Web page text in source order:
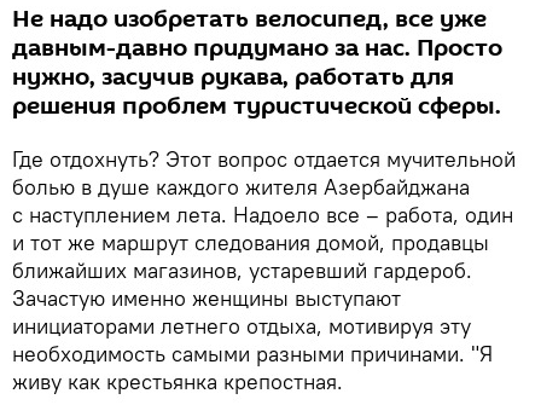
Не надо изобретать велосипед, все уже
давным-давно придумано за нас. Просто
нужно, засучив рукава, работать для
решения проблем туристической сферы.
Где отдохнуть? Этот вопрос отдается мучительной
болью в душе каждого жителя Азербайджана
с наступлением лета. Надоело все – работа, один
и тот же маршрут следования домой, продавцы
ближайших магазинов, устаревший гардероб.
Зачастую именно женщины выступают
инициаторами летнего отдыха, мотивируя эту
необходимость самыми разными причинами. "Я
живу как крестьянка крепостная.